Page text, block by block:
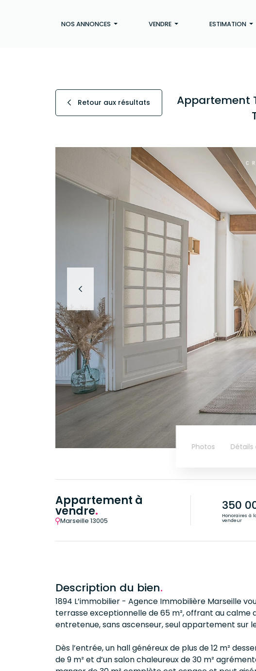
NOS ANNONCES VENDRE ESTIMATION
Retour aux résultats
Appartement
Photos
Appartement à
vendre.
Marseille 13005
350
Honoraires à
vendeur
Description du bien.
1894 L’immobilier - Agence Immobilière Marseille
terrasse exceptionnelle de 65 m², offrant au calme
entretenue, sans ascenseur, seul appartement sur
Dès l’entrée, un hall généreux de plus de 12 m²
de 9 m² et d’un salon chaleureux de 30 m²